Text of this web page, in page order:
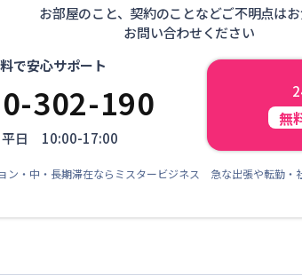
お部屋のこと、契約のことなどご不明点は
お問い合わせください
で安心サポート
302-190
平日 10:00-17:00
無
ン・中・長期滞在ならミスタービジネス 急な出張や転勤・